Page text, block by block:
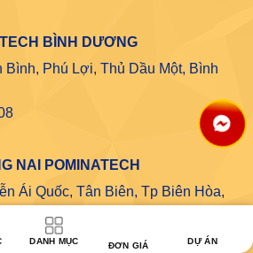
BÌNH DƯƠNG
Phú Lợi, Thủ Dầu Một, Bình
NAI POMINATECH
Ái Quốc, Tân Biên, Tp Biên Hòa,
DANH MỤC ĐƠN GIÁ DỰ ÁN